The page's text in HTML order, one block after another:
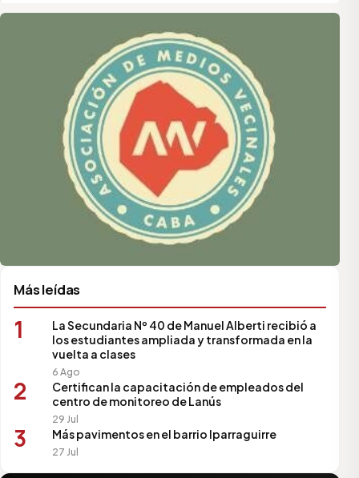
Asociación de Medios Vecinales
Más leídas
1
La Secundaria Nº 40 de Manuel Alberti recibió a
los estudiantes ampliada y transformada en la
vuelta a clases
6 Ago
2
Certifican la capacitación de empleados del
centro de monitoreo de Lanús
29 Jul
3 Más pavimentos en el barrio Iparraguirre
27 Jul